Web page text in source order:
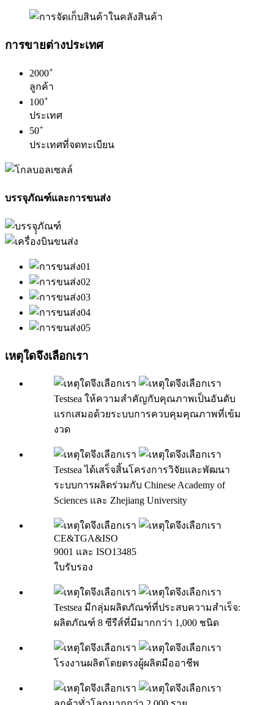
การขายต่างประเทศ
2000+
ลูกค้า
100+
ประเทศ
50+
ประเทศที่จดทะเบียน
บรรจุภัณฑ์และการขนส่ง
เหตุใดจึงเลือกเรา
Testsea ให้ความสำคัญกับคุณภาพเป็นอันดับ
แรกเสมอด้วยระบบการควบคุมคุณภาพที่เข้ม
งวด
Testsea ได้เสร็จสิ้นโครงการวิจัยและพัฒนา
ระบบการผลิตร่วมกับ Chinese Academy of
Sciences และ Zhejiang University
CE&TGA&ISO
9001 และ ISO13485
ใบรับรอง
Testsea มีกลุ่มผลิตภัณฑ์ที่ประสบความสำเร็จ:
ผลิตภัณฑ์ 8 ซีรีส์ที่มีมากกว่า 1,000 ชนิด
โรงงานผลิตโดยตรงผู้ผลิตมืออาชีพ